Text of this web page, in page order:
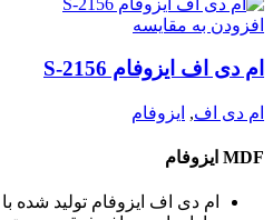
افزودن به مقایسه
ام دی اف ایزوفام S-2156
ام دی اف, ایزوفام
MDF ایزوفام
ام دی اف ایزوفام تولید شده